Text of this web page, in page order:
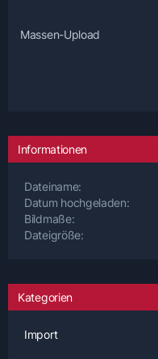
Massen-Upload
Informationen
Dateiname
Datum hochgeladen
Bildmaße
Dateigröße
Kategorien
Import